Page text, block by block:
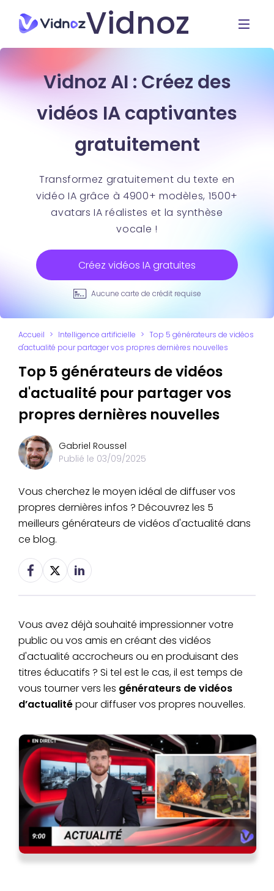
Vidnoz
Vidnoz AI : Créez des
vidéos IA captivantes
gratuitement
Transformez gratuitement du texte en
vidéo IA grâce à 4900+ modèles, 1500+
avatars IA réalistes et la synthèse
vocale !
Créez vidéos IA gratuites
Aucune carte de crédit requise
Accueil > Intelligence artificielle > Top 5 générateurs de vidéos
d'actualité pour partager vos propres dernières nouvelles
Top 5 générateurs de vidéos
d'actualité pour partager vos
propres dernières nouvelles
Gabriel Roussel
Publié le 03/09/2025
Vous cherchez le moyen idéal de diffuser vos
propres dernières infos ? Découvrez les 5
meilleurs générateurs de vidéos d'actualité dans
ce blog.
Vous avez déjà souhaité impressionner votre
public ou vos amis en créant des vidéos
d'actualité accrocheurs ou en produisant des
titres éducatifs ? Si tel est le cas, il est temps de
vous tourner vers les générateurs de vidéos
d’actualitépour diffuser vos propres nouvelles.